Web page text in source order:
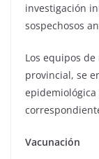
investigación
sospechosos
Los equipos de
provincial, se
epidemiológica
Vacunación